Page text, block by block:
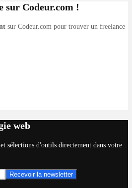
sur Codeur.com !
sur Codeur.com pour trouver un freelance
web
sélections d'outils directement dans votre